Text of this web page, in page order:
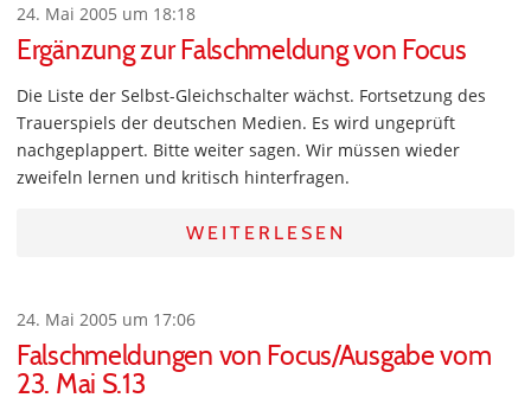
24. Mai 2005 um 18:18
Ergänzung zur Falschmeldung von Focus
Die Liste der Selbst-Gleichschalter wächst. Fortsetzung des
Trauerspiels der deutschen Medien. Es wird ungeprüft
nachgeplappert. Bitte weiter sagen. Wir müssen wieder
zweifeln lernen und kritisch hinterfragen.
WEITERLESEN
24. Mai 2005 um 17:06
Falschmeldungen von Focus/Ausgabe vom
23. Mai S.13